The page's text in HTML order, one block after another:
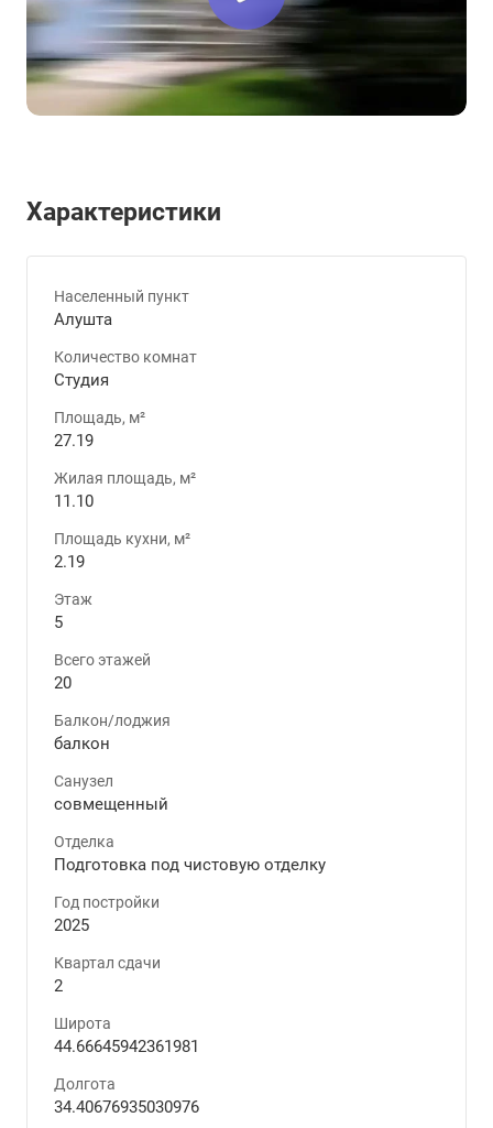
Характеристики
Населенный пункт
Алушта
Количество комнат
Студия
Площадь, м²
27.19
Жилая площадь, м²
11.10
Площадь кухни, м²
2.19
Этаж
5
Всего этажей
20
Балкон/лоджия
балкон
Санузел
совмещенный
Отделка
Подготовка под чистовую отделку
Год постройки
2025
Квартал сдачи
2
Широта
44.66645942361981
Долгота
34.40676935030976